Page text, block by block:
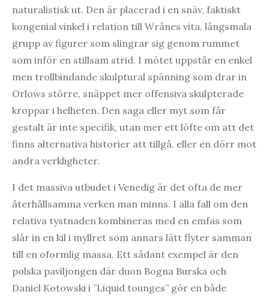
naturalistisk ut. Den är placerad i en snäv, faktiskt
kongenial vinkel i relation till Wrånes vita, långsmala
grupp av figurer som slingrar sig genom rummet
som inför en stillsam strid. I mötet uppstår en enkel
men trollbindande skulptural spänning som drar in
Orlows större, snäppet mer offensiva skulpterade
kroppar i helheten. Den saga eller myt som får
gestalt är inte specifik, utan mer ett löfte om att det
finns alternativa historier att tillgå, eller en dörr mot
andra verkligheter.
I det massiva utbudet i Venedig är det ofta de mer
återhållsamma verken man minns. I alla fall om den
relativa tystnaden kombineras med en emfas som
slår in en kil i myllret som annars lätt flyter samman
till en oformlig massa. Ett sådant exempel är den
polska paviljongen där duon Bogna Burska och
Daniel Kotowski i ”Liquid tounges” gör en både